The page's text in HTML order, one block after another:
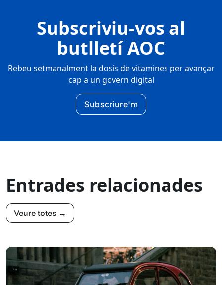
Subscriviu-vos al
butlletí AOC
Rebeu setmanalment la dosis de vitamines per avançar
cap a un govern digital
Subscriure'm
Entrades relacionades
Veure totes →